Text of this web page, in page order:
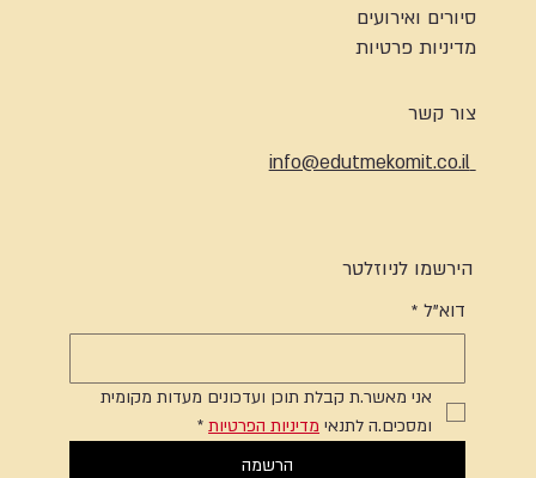
סיורים ואירועים
מדיניות פרטיות
צור קשר
info@edutmekomit.co.il
הירשמו לניוזלטר
דוא"ל *
אני מאשר.ת קבלת תוכן ועדכונים מעדות מקומית
ומסכים.ה לתנאי מדיניות הפרטיות *
הרשמה